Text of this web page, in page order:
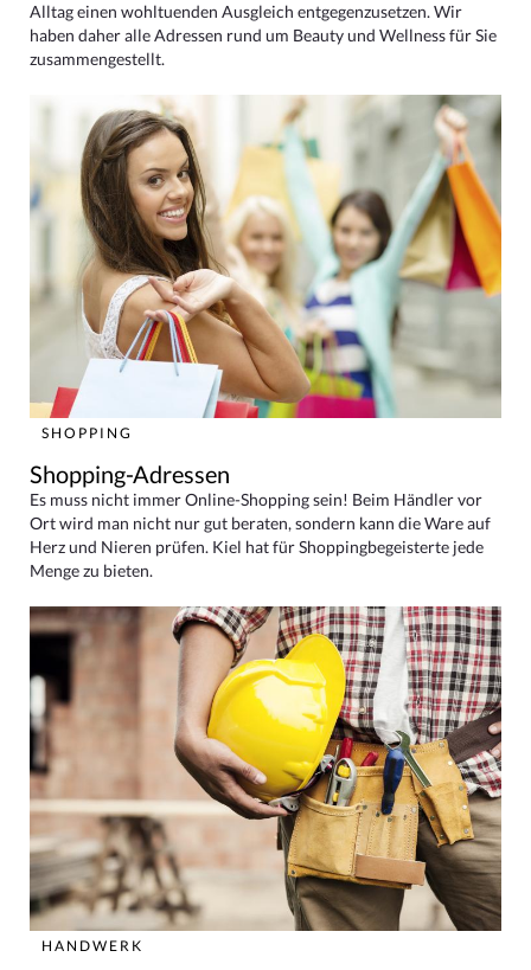
Alltag einen wohltuenden Ausgleich entgegenzusetzen. Wir
haben daher alle Adressen rund um Beauty und Wellness für Sie
zusammengestellt.
SHOPPING
Shopping-Adressen
Es muss nicht immer Online-Shopping sein! Beim Händler vor
Ort wird man nicht nur gut beraten, sondern kann die Ware auf
Herz und Nieren prüfen. Kiel hat für Shoppingbegeisterte jede
Menge zu bieten.
HANDWERK